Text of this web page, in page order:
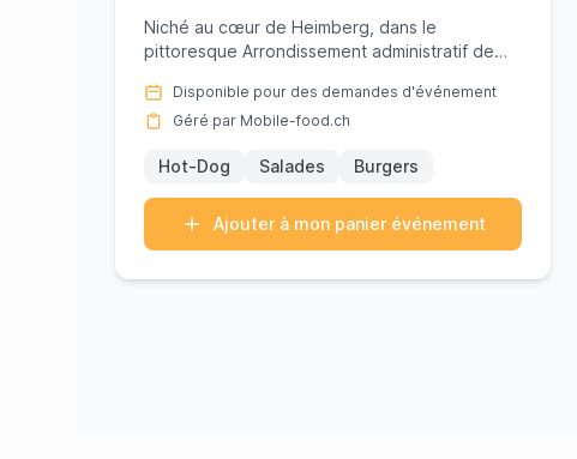
Niché au cœur de Heimberg, dans le
pittoresque Arrondissement administratif de
Disponible pour des demandes d'événement
Géré par Mobile-food.ch
Hot-Dog Salades Burgers
Ajouter à mon panier événement